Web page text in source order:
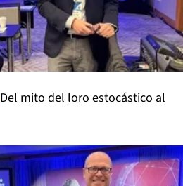
Del mito del loro estocástico al